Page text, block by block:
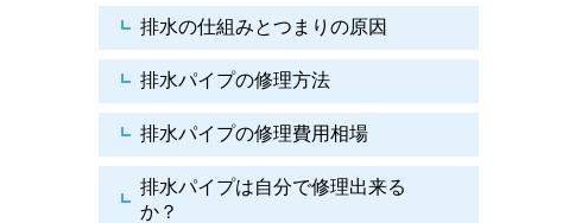
排水の仕組みとつまりの原因
排水パイプの修理方法
排水パイプの修理費用相場
排水パイプは自分で修理出来る
か？